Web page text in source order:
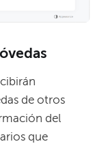
de otros
del
que